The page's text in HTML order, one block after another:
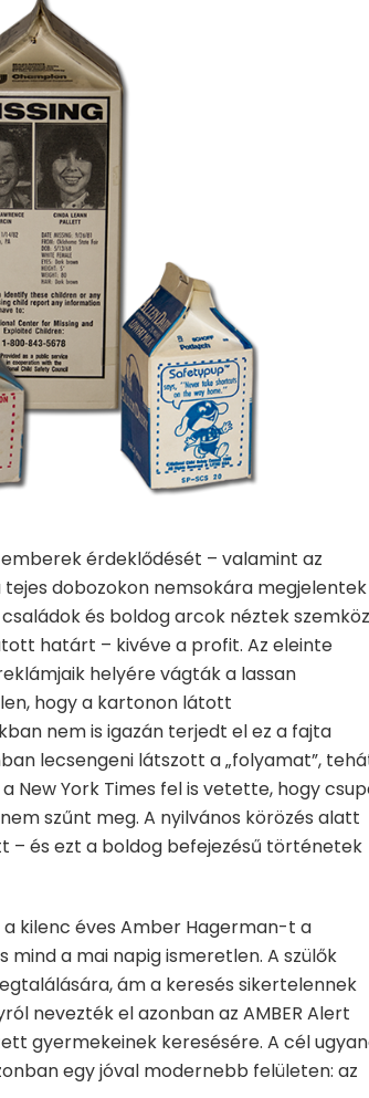
érdeklődését – valamint az
dobozokon nemsokára
és boldog arcok néztek
határt – kivéve a profit. Az eleinte
helyére vágták a lassan
hogy a kartonon látott
nem is igazán terjedt el ez a fajta
lecsengeni látszott a „folyamat”,
New York Times fel is vetette, hogy
szűnt meg. A nyilvános körözés alatt
– és ezt a boldog befejezésű történetek
kilenc éves Amber Hagerman-t a
a mai napig ismeretlen. A szülők
ám a keresés sikertelennek
nevezték el azonban az AMBER Alert
gyermekeinek keresésére. A cél
egy jóval modernebb felületen: az